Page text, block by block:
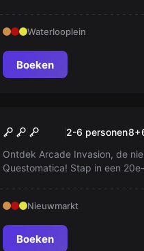
Waterlooplein
Boeken
Arcade Invasion
2-6 personen8+
Ontdek Arcade Invasion, de
Questomatica! Stap in een
Nieuwmarkt
Boeken